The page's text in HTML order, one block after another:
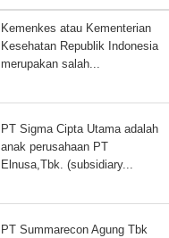
Kemenkes atau Kementerian
Kesehatan Republik Indonesia
merupakan salah...
PT Sigma Cipta Utama adalah
anak perusahaan PT
Elnusa,Tbk. (subsidiary...
PT Summarecon Agung Tbk